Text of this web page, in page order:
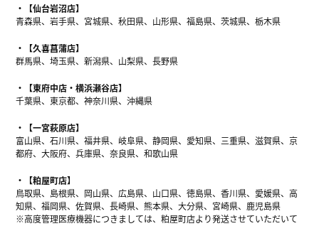
【仙台岩沼店】
青森県、岩手県、宮城県、秋田県、山形県、福島県、茨城県、栃木県
【久喜菖蒲店】
群馬県、埼玉県、新潟県、山梨県、長野県
【東府中店・横浜瀬谷店】
千葉県、東京都、神奈川県、沖縄県
【一宮萩原店】
富山県、石川県、福井県、岐阜県、静岡県、愛知県、三重県、滋賀県、京
都府、大阪府、兵庫県、奈良県、和歌山県
【粕屋町店】
鳥取県、島根県、岡山県、広島県、山口県、徳島県、香川県、愛媛県、高
知県、福岡県、佐賀県、長崎県、熊本県、大分県、宮崎県、鹿児島県
※高度管理医療機器につきましては、粕屋町店より発送させていただいて